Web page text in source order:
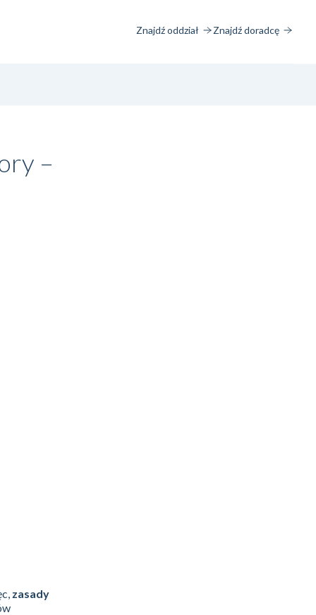
Znajdź oddział Znajdź doradcę
–
zasady